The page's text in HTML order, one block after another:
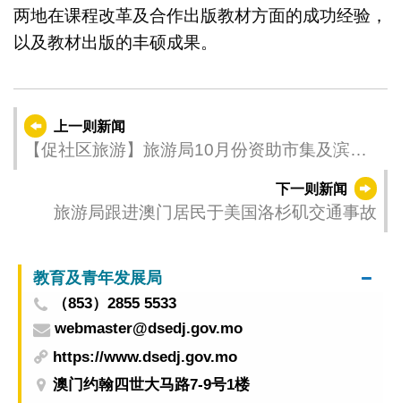
两地在课程改革及合作出版教材方面的成功经验，
以及教材出版的丰硕成果。
上一则新闻
【促社区旅游】旅游局10月份资助市集及滨海
下一则新闻
旅游局跟进澳门居民于美国洛杉矶交通事故
教育及青年发展局
（853）2855 5533
webmaster@dsedj.gov.mo
https://www.dsedj.gov.mo
澳门约翰四世大马路7-9号1楼